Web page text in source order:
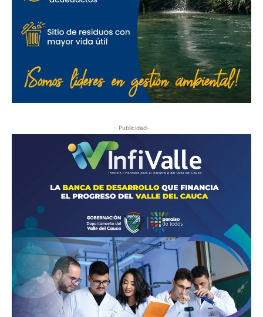
- Publicidad-